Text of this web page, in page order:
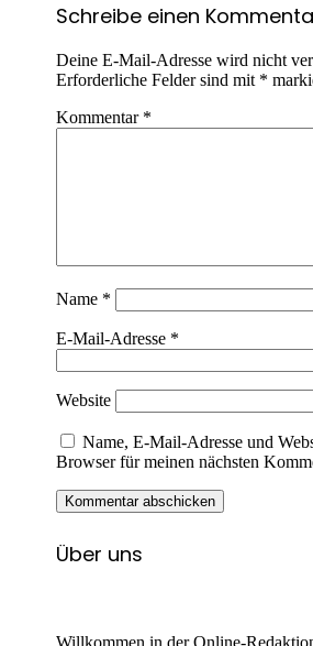
Schreibe einen
Deine E-Mail-Adresse wird nicht
Erforderliche Felder sind mit *
Kommentar *
Name *
E-Mail-Adresse *
Website
Name, E-Mail-Adresse und
Browser für meinen nächsten
Über uns
Willkommen in der Online-